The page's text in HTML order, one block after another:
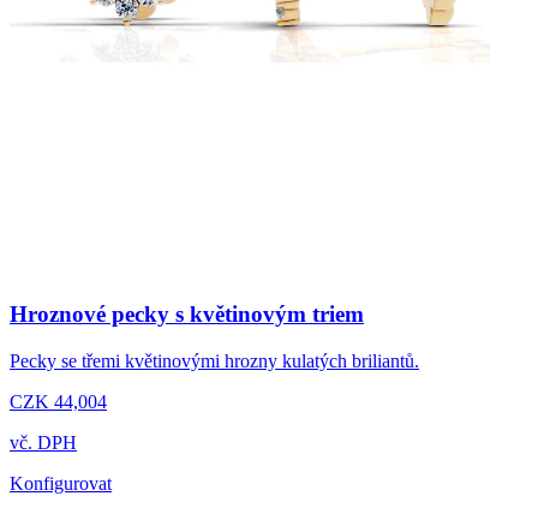
Hroznové pecky s květinovým triem
Pecky se třemi květinovými hrozny kulatých briliantů.
CZK 44,004
vč. DPH
Konfigurovat